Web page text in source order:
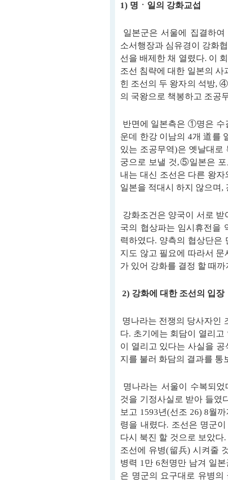
1) 명ㆍ일의 강화교섭
일본군은 서울에 집결하
소서행장과 심유경이 강화
선을 배제한 채 열렸다. 이
조선 침략에 대한 일본의
힌 조선의 두 왕자의 석방,
의 국왕으로 책봉하고 조공
반면에 일본측은 ①명은 수
운데 한강 이남의 4개 道를
있는 조공무역)은 옛날대
궁으로 보낼 것,⑤일본은 포
내는 대신 조선은 다른 왕
일본을 적대시 하지 않으며,
강화조건은 양국이 서로
국의 협상파는 임시휴전을
력하였다. 양측의 협상단은
지도 않고 필요에 따라서
가 있어 강화를 결정 할 때
2) 강화에 대한 조선의 입장
명나라는 전쟁의 당사자인
다. 초기에는 회담이 열리
이 열리고 있다는 사실을
지를 불러 화담의 결과를 통
명나라는 서울이 수복되
것을 기정사실로 받아 들였
보고 1593년(선조 26) 8월
령을 내렸다. 조선은 명군
다시 북진 할 것으로 보았다
조선에 유병(留兵) 시켜줄
병력 1만 6천명만 남겨 일
은 명군의 요구대로 유병